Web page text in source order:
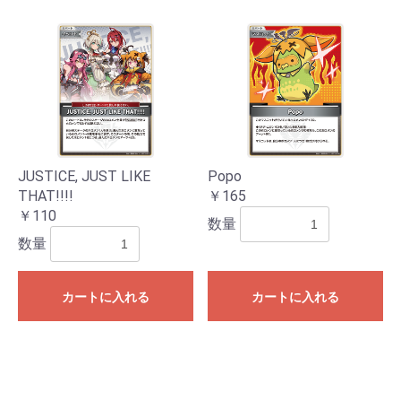
JUSTICE, JUST LIKE
THAT!!!!
￥110
数量
カートに入れる
Popo
￥165
数量
カートに入れる